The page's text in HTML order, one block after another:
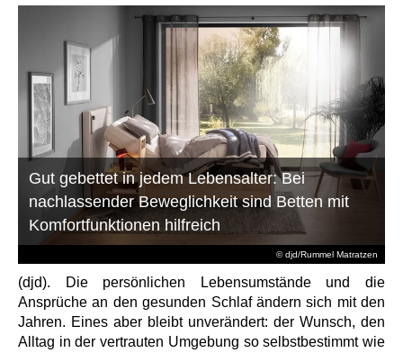
© djd/Rummel Matratzen
Gut gebettet in jedem Lebensalter: Bei
nachlassender Beweglichkeit sind Betten mit
Komfortfunktionen hilfreich
(djd). Die persönlichen Lebensumstände und die
Ansprüche an den gesunden Schlaf ändern sich mit den
Jahren. Eines aber bleibt unverändert: der Wunsch, den
Alltag in der vertrauten Umgebung so selbstbestimmt wie